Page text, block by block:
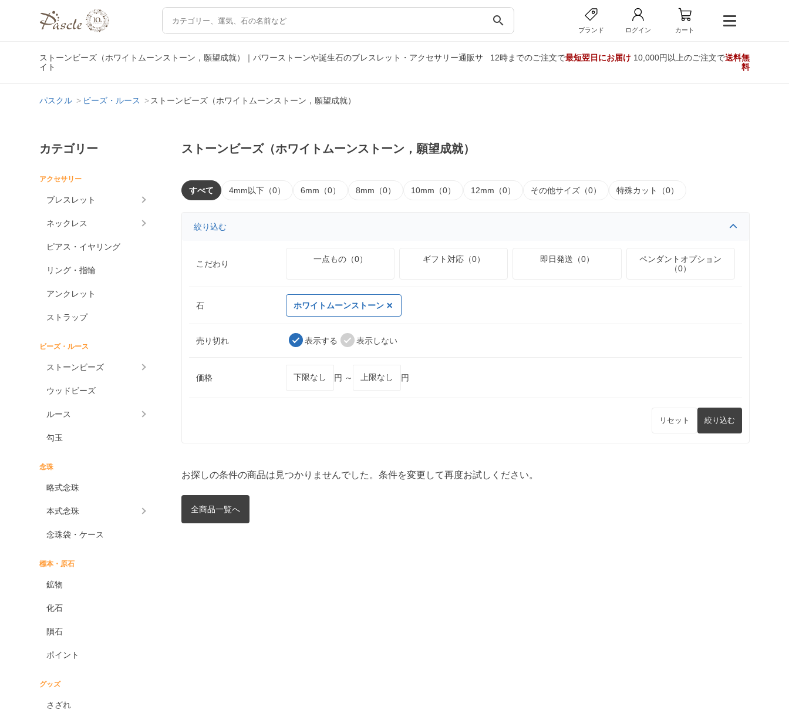
search
ブランド ログイン カート
ストーンビーズ（ホワイトムーンストーン，願望成就）｜パワーストーンや誕生石のブレスレット・アクセサリー通販サ
イト
12時までのご注文で最短翌日にお届け10,000円以上のご注文で送料無
料
パスクル ビーズ・ルース ストーンビーズ（ホワイトムーンストーン，願望成就）
カテゴリー
アクセサリー
ブレスレット
ネックレス
ピアス・イヤリング
リング・指輪
アンクレット
ストラップ
ビーズ・ルース
ストーンビーズ
ウッドビーズ
ルース
勾玉
念珠
略式念珠
本式念珠
念珠袋・ケース
標本・原石
鉱物
化石
隕石
ポイント
グッズ
さざれ
ストーンビーズ（ホワイトムーンストーン，願望成就）
すべて 4mm以下（0） 6mm（0） 8mm（0） 10mm（0） 12mm（0） その他サイズ（0） 特殊カット（0）
絞り込む
こだわり 一点もの（0） ギフト対応（0） 即日発送（0）
ペンダントオプション
（0）
石 ホワイトムーンストーン
売り切れ 表示する 表示しない
価格 円 ～ 円
リセット 絞り込む
お探しの条件の商品は見つかりませんでした。条件を変更して再度お試しください。
全商品一覧へ